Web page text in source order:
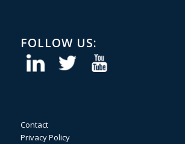
FOLLOW US:
Contact
Privacy Policy